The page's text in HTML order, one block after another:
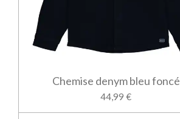
Chemise denym bleu foncé
44,99 €